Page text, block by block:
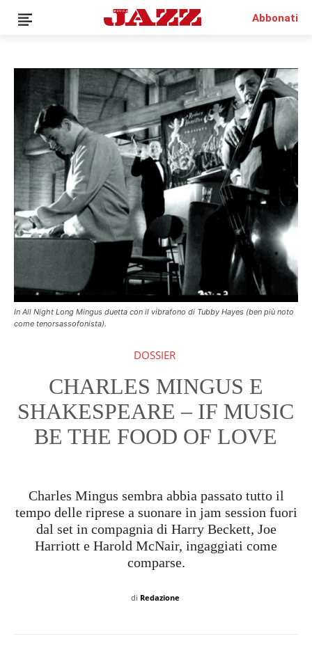
News
Interviste
Recensioni
Rubriche
Top Jazz
Radio
Negozio
Area riservata
Italiano
Abbonati
In All Night Long Mingus duetta con il vibrafono di Tubby Hayes (ben più noto
come tenorsassofonista).
DOSSIER
CHARLES MINGUS E
SHAKESPEARE – IF MUSIC
BE THE FOOD OF LOVE
Charles Mingus sembra abbia passato tutto il
tempo delle riprese a suonare in jam session fuori
dal set in compagnia di Harry Beckett, Joe
Harriott e Harold McNair, ingaggiati come
comparse.
di Redazione